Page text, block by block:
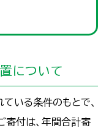
について
いる条件のもとで、
寄付は、年間合計寄